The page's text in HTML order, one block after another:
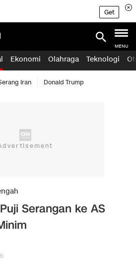
Get
MENU
Ekonomi Olahraga Teknologi
Iran Donald Trump
Serangan ke AS